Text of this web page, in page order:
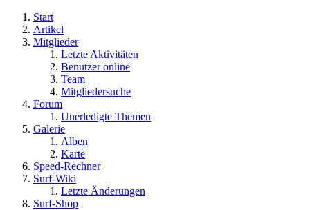
Start
Artikel
Mitglieder
Letzte Aktivitäten
Benutzer online
Team
Mitgliedersuche
Forum
Unerledigte Themen
Galerie
Alben
Karte
Speed-Rechner
Surf-Wiki
Letzte Änderungen
Surf-Shop